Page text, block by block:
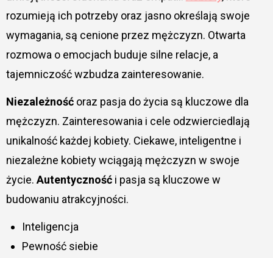
rozumieją ich potrzeby oraz jasno określają swoje
wymagania, są cenione przez mężczyzn. Otwarta
rozmowa o emocjach buduje silne relacje, a
tajemniczość wzbudza zainteresowanie.
Niezależnośćoraz pasja do życia są kluczowe dla
mężczyzn. Zainteresowania i cele odzwierciedlają
unikalność każdej kobiety. Ciekawe, inteligentne i
niezależne kobiety wciągają mężczyzn w swoje
życie. Autentycznośći pasja są kluczowe w
budowaniu atrakcyjności.
Inteligencja
Pewność siebie